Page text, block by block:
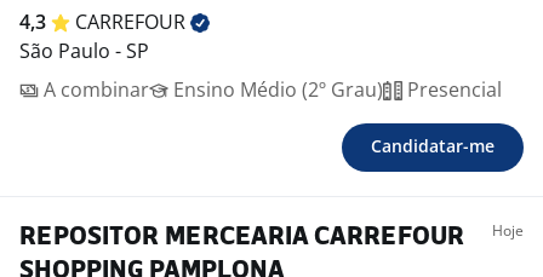
4,3
CARREFOUR
São Paulo - SP
A combinar
Ensino Médio (2º Grau) Presencial
Candidatar-me
REPOSITOR MERCEARIA CARREFOUR
SHOPPING PAMPLONA
Hoje